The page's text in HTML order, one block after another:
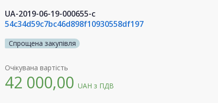
UA-2019-06-19-000655-c
54c34d59c7bc46d898f10930558df197
Спрощена закупівля
Очікувана вартість
42 000,00 UAH з ПДВ